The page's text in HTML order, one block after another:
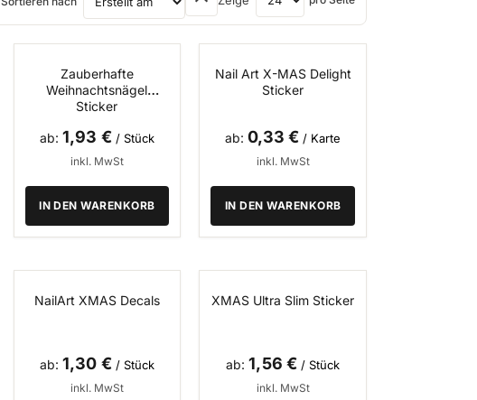
Zauberhafte
Weihnachtsnägel
Sticker
ab 1,93 € / Stück
inkl. MwSt
IN DEN WARENKORB
SALE -71%
Nail Art X-MAS Delight
Sticker
ab 0,33 € / Karte
inkl. MwSt
IN DEN WARENKORB
NailArt XMAS Decals
ab 1,30 € / Stück
inkl. MwSt
XMAS Ultra Slim Sticker
ab 1,56 € / Stück
inkl. MwSt